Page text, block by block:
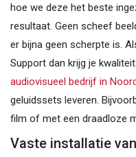
hoe we deze het beste
resultaat. Geen scheef
er bijna geen scherpte is.
Support dan krijg je
audiovisueel bedrijf in
geluidssets leveren.
film of met een draadloze
Vaste installatie